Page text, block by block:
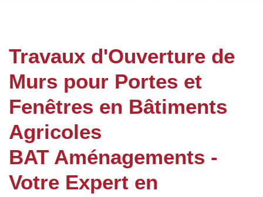
Travaux d'Ouverture de
Murs pour Portes et
Fenêtres en Bâtiments
Agricoles
BAT Aménagements -
Votre Expert en